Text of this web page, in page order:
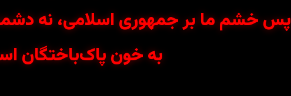
پس خشم ما بر جمهوری اسلامی، نه
به خون پاک‌باختگان